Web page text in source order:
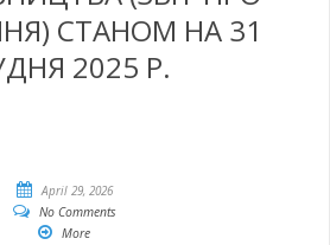
СТАНОМ НА 31
2025 Р.
April 29, 2026
No Comments
More